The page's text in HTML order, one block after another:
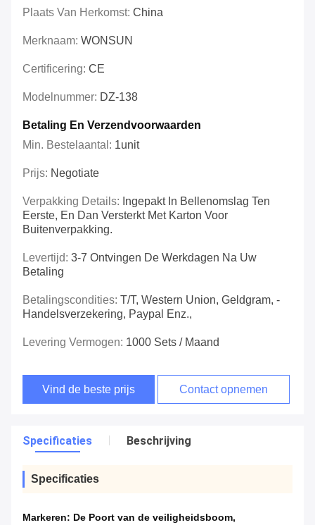
Plaats Van Herkomst: China
Merknaam: WONSUN
Certificering: CE
Modelnummer: DZ-138
Betaling En Verzendvoorwaarden
Min. Bestelaantal: 1unit
Prijs: Negotiate
Verpakking Details: Ingepakt In Bellenomslag Ten
Eerste, En Dan Versterkt Met Karton Voor
Buitenverpakking.
Levertijd: 3-7 Ontvingen De Werkdagen Na Uw
Betaling
Betalingscondities: T/T, Western Union, Geldgram, -
Handelsverzekering, Paypal Enz.,
Levering Vermogen: 1000 Sets / Maand
Vind de beste prijs Contact opnemen
Specificaties Beschrijving
Specificaties
Markeren: De Poort van de veiligheidsboom,